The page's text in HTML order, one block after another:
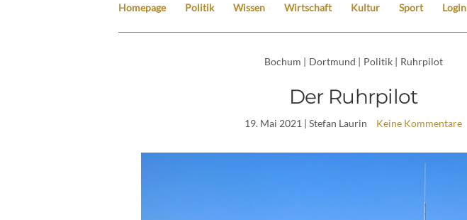
Homepage Politik Wissen Wirtschaft Kultur Sport Login
Bochum | Dortmund | Politik | Ruhrpilot
Der Ruhrpilot
19. Mai 2021 | Stefan Laurin Keine Kommentare